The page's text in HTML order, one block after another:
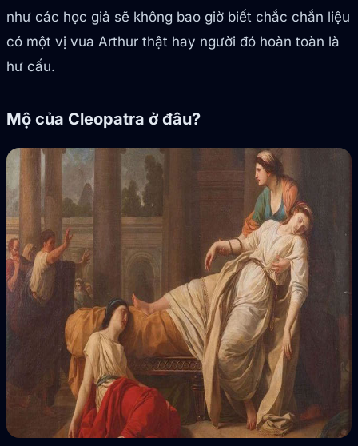
như các học giả sẽ không bao giờ biết chắc chắn liệu
có một vị vua Arthur thật hay người đó hoàn toàn là
hư cấu.
Mộ của Cleopatra ở đâu?